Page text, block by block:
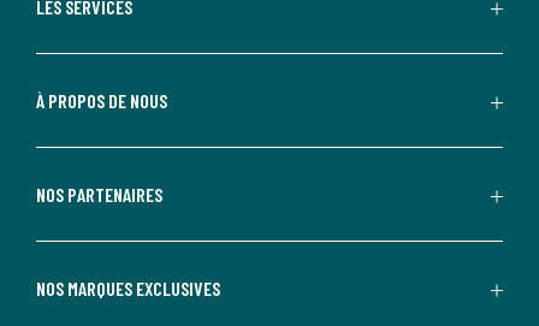
LES SERVICES
À PROPOS DE NOUS
NOS PARTENAIRES
NOS MARQUES EXCLUSIVES